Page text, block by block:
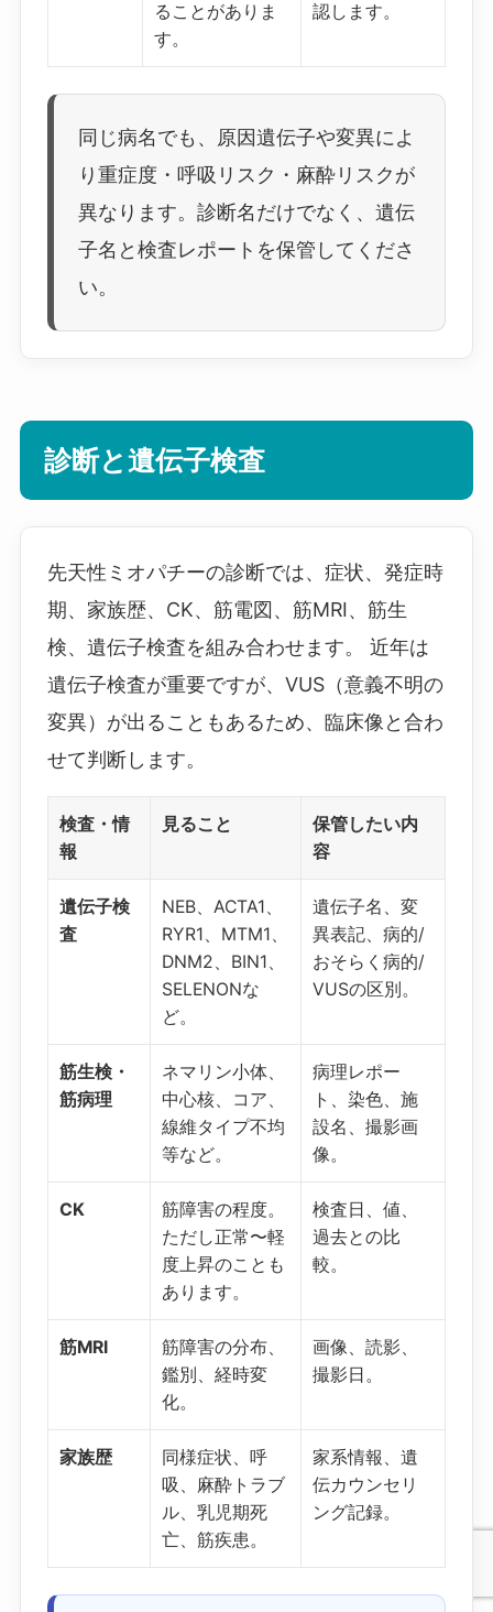
ることがありま
す。
認します。
同じ病名でも、原因遺伝子や変異によ
り重症度・呼吸リスク・麻酔リスクが
異なります。診断名だけでなく、遺伝
子名と検査レポートを保管してくださ
い。
診断と遺伝子検査
先天性ミオパチーの診断では、症状、発症時
期、家族歴、CK、筋電図、筋MRI、筋生
検、遺伝子検査を組み合わせます。 近年は
遺伝子検査が重要ですが、VUS（意義不明の
変異）が出ることもあるため、臨床像と合わ
せて判断します。
検査・情
報
見ること
保管したい内
容
遺伝子検
査
NEB、ACTA1、
RYR1、MTM1、
DNM2、BIN1、
SELENONな
ど。
遺伝子名、変
異表記、病的/
おそらく病的/
VUSの区別。
筋生検・
筋病理
ネマリン小体、
中心核、コア、
線維タイプ不均
等など。
病理レポー
ト、染色、施
設名、撮影画
像。
CK
筋障害の程度。
ただし正常〜軽
度上昇のことも
あります。
検査日、値、
過去との比
較。
筋MRI
筋障害の分布、
鑑別、経時変
化。
画像、読影、
撮影日。
家族歴
同様症状、呼
吸、麻酔トラブ
ル、乳児期死
亡、筋疾患。
家系情報、遺
伝カウンセリ
ング記録。